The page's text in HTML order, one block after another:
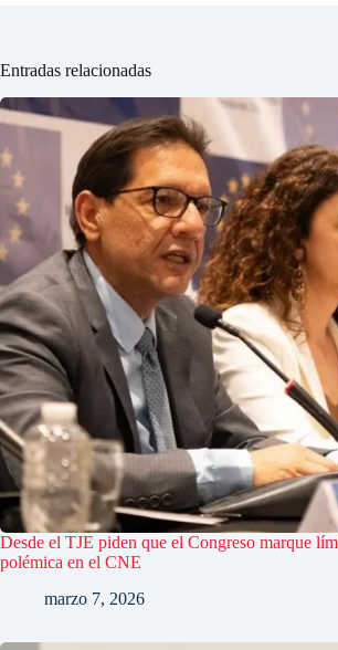
Entradas relacionadas
Desde el TJE piden que el Congreso marque
polémica en el CNE
marzo 7, 2026